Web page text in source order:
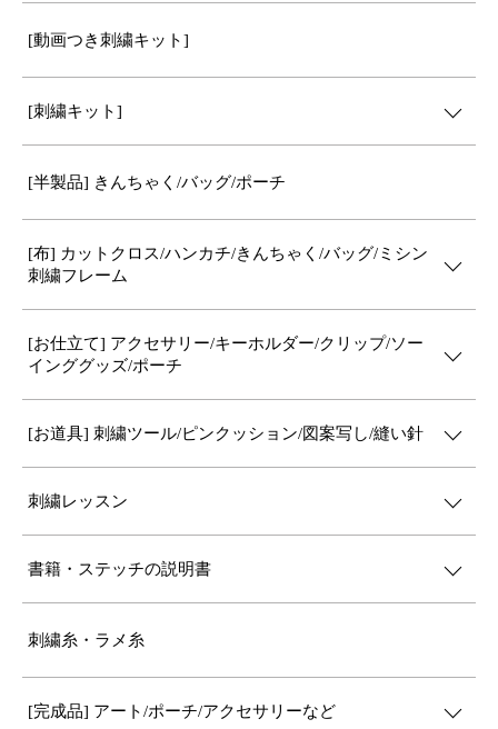
[動画つき刺繍キット]
[刺繍キット]
[半製品] きんちゃく/バッグ/ポーチ
[布] カットクロス/ハンカチ/きんちゃく/バッグ/ミシン
刺繍フレーム
[お仕立て] アクセサリー/キーホルダー/クリップ/ソー
インググッズ/ポーチ
[お道具] 刺繍ツール/ピンクッション/図案写し/縫い針
刺繍レッスン
書籍・ステッチの説明書
刺繍糸・ラメ糸
[完成品] アート/ポーチ/アクセサリーなど